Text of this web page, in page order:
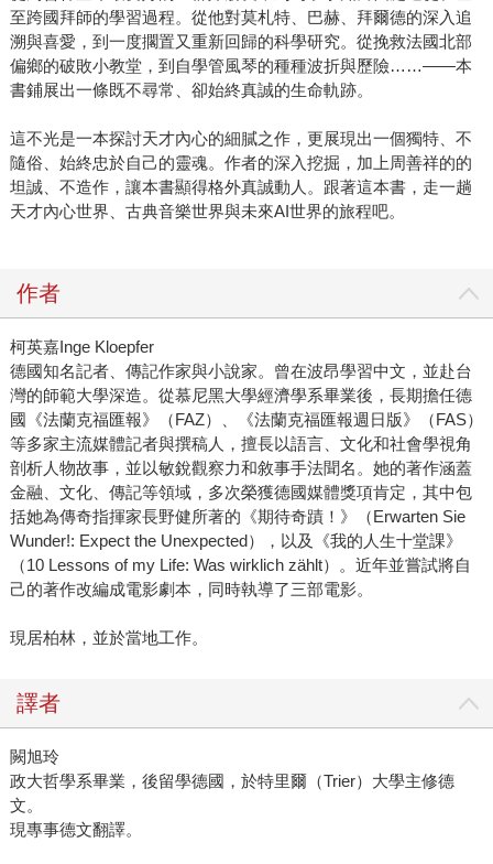
至跨國拜師的學習過程。從他對莫札特、巴赫、拜爾德的深入追
溯與喜愛，到一度擱置又重新回歸的科學研究。從挽救法國北部
偏鄉的破敗小教堂，到自學管風琴的種種波折與歷險……——本
書鋪展出一條既不尋常、卻始終真誠的生命軌跡。
這不光是一本探討天才內心的細膩之作，更展現出一個獨特、不
隨俗、始終忠於自己的靈魂。作者的深入挖掘，加上周善祥的的
坦誠、不造作，讓本書顯得格外真誠動人。跟著這本書，走一趟
天才內心世界、古典音樂世界與未來AI世界的旅程吧。
作者
柯英嘉Inge Kloepfer
德國知名記者、傳記作家與小說家。曾在波昂學習中文，並赴台
灣的師範大學深造。從慕尼黑大學經濟學系畢業後，長期擔任德
國《法蘭克福匯報》（FAZ）、《法蘭克福匯報週日版》（FAS）
等多家主流媒體記者與撰稿人，擅長以語言、文化和社會學視角
剖析人物故事，並以敏銳觀察力和敘事手法聞名。她的著作涵蓋
金融、文化、傳記等領域，多次榮獲德國媒體獎項肯定，其中包
括她為傳奇指揮家長野健所著的《期待奇蹟！》（Erwarten Sie
Wunder!: Expect the Unexpected），以及《我的人生十堂課》
（10 Lessons of my Life: Was wirklich zählt）。近年並嘗試將自
己的著作改編成電影劇本，同時執導了三部電影。
現居柏林，並於當地工作。
譯者
闕旭玲
政大哲學系畢業，後留學德國，於特里爾（Trier）大學主修德
文。
現專事德文翻譯。